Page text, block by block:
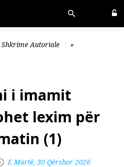
Shkrime Autoriale »
i imamit
lexim për
(1)
E Martë, 30 Qërshor 2026